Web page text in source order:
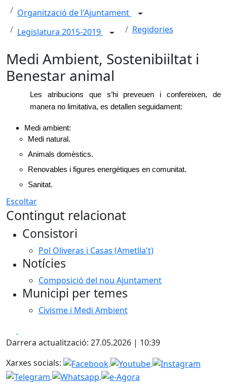
Organització de l'Ajuntament
Legislatura 2015-2019
Regidories
Medi Ambient, Sostenibiiltat i
Benestar animal
Les atribucions que s’hi preveuen i confereixen, de
manera no limitativa, es detallen seguidament:
Medi ambient:
Medi natural.
Animals domèstics.
Renovables i figures energètiques en comunitat.
Sanitat.
Escoltar
Contingut relacionat
Consistori
Pol Oliveras i Casas (Ametlla't)
Notícies
Composició del nou Ajuntament
Municipi per temes
Civisme i Medi Ambient
Darrera actualització: 27.05.2026 | 10:39
Xarxes socials: